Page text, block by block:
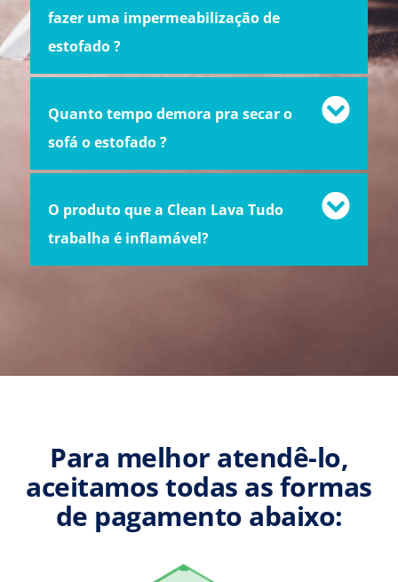
fazer uma impermeabilização de
estofado ?
Quanto tempo demora pra secar o
sofá o estofado ?
O produto que a Clean Lava Tudo
trabalha é inflamável?
Para melhor atendê-lo,
aceitamos todas as formas
de pagamento abaixo: